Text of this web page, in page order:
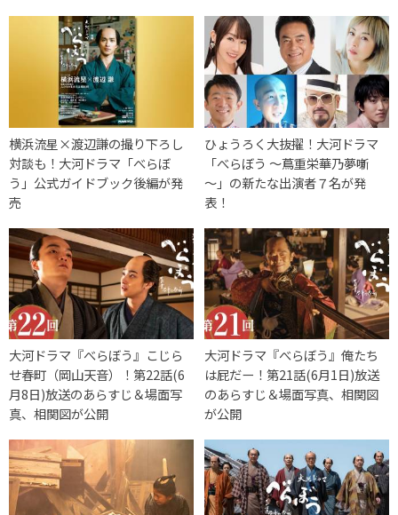
横浜流星×渡辺謙の撮り下ろし
対談も！大河ドラマ「べらぼ
う」公式ガイドブック後編が発
売
ひょうろく大抜擢！大河ドラマ
「べらぼう ～蔦重栄華乃夢噺
～」の新たな出演者７名が発
表！
大河ドラマ『べらぼう』こじら
せ春町（岡山天音）！第22話(6
月8日)放送のあらすじ＆場面写
真、相関図が公開
大河ドラマ『べらぼう』俺たち
は屁だー！第21話(6月1日)放送
のあらすじ＆場面写真、相関図
が公開